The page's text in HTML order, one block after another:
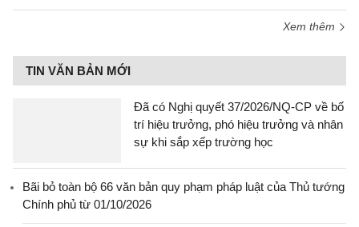
Xem thêm
TIN VĂN BẢN MỚI
Đã có Nghị quyết 37/2026/NQ-CP về bố
trí hiệu trưởng, phó hiệu trưởng và nhân
sự khi sắp xếp trường học
Bãi bỏ toàn bộ 66 văn bản quy phạm pháp luật của Thủ tướng
Chính phủ từ 01/10/2026